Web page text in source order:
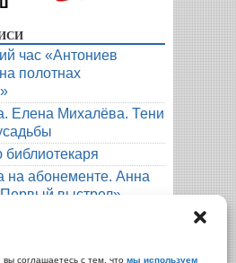
соглашаетесь с тем, что мы используем
час «Антониев
полотнах
Елена Михалёва. Тени
библиотекаря
на абонементе. Анна
выстрел»